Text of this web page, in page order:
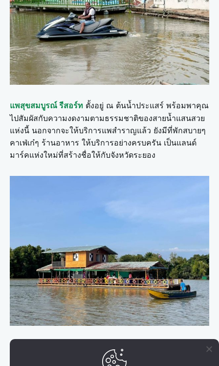
แพสุขสมบูรณ์ รีสอร์ท ตั้งอยู่ ณ ต้นน้ำประแสร์ พร้อมพาคุณ
ไปสัมผัสกับความงดงามตามธรรมชาติของสายน้ำแสนสวย
แห่งนี้ นอกจากจะให้บริการแพสำราญแล้ว ยังมีที่พักสบายๆ
คาเฟ่เก๋ๆ ร้านอาหาร ให้บริการอย่างครบครัน เป็นแลนด์
มาร์คแห่งใหม่ที่สร้างชื่อให้กับจังหวัดระยอง
ที่ตั้ง